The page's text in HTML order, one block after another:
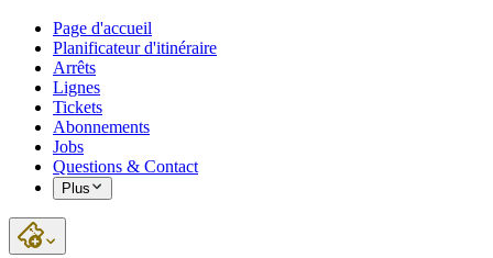
Page d'accueil
Planificateur d'itinéraire
Arrêts
Lignes
Tickets
Abonnements
Jobs
Questions & Contact
Plus